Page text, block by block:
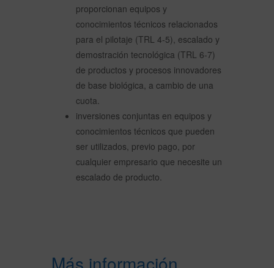
proporcionan equipos y
conocimientos técnicos relacionados
para el pilotaje (TRL 4-5), escalado y
demostración tecnológica (TRL 6-7)
de productos y procesos innovadores
de base biológica, a cambio de una
cuota.
inversiones conjuntas en equipos y
conocimientos técnicos que pueden
ser utilizados, previo pago, por
cualquier empresario que necesite un
escalado de producto.
Más información